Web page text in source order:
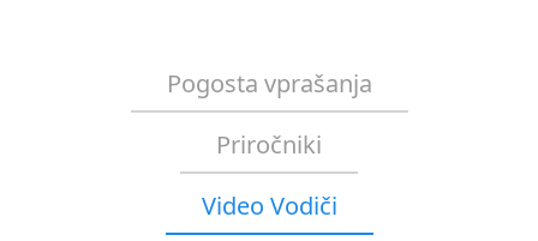
Pogosta vprašanja
Priročniki
Video Vodiči